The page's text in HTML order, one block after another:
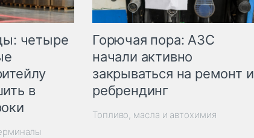
четыре
в
Горючая пора: АЗС
начали активно
закрываться на ремонт и
ребрендинг
Топливо, масла и автохимия